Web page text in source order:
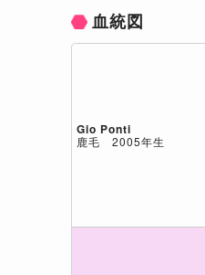
血統図
Gio Ponti
鹿毛 2005年生